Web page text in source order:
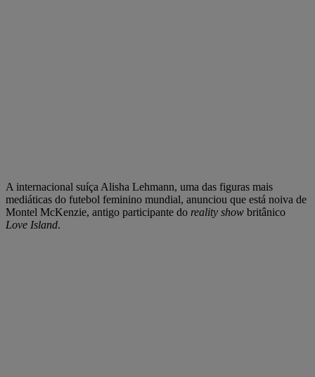
A internacional suíça Alisha Lehmann, uma das figuras mais
mediáticas do futebol feminino mundial, anunciou que está noiva de
Montel McKenzie, antigo participante do reality show britânico
Love Island.